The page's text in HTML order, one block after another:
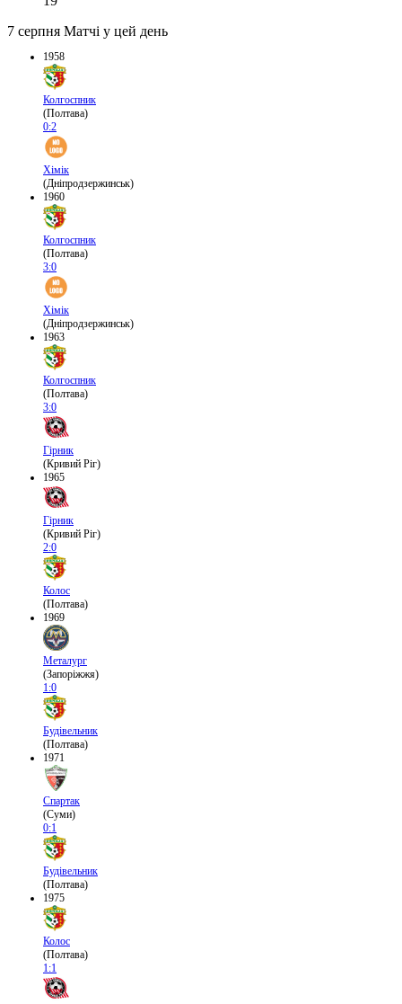
7 серпня Матчі у цей день
1958
Колгоспник
(Полтава)
0:2
Хімік
(Дніпродзержинськ)
1960
Колгоспник
(Полтава)
3:0
Хімік
(Дніпродзержинськ)
1963
Колгоспник
(Полтава)
3:0
Гірник
(Кривий Ріг)
1965
Гірник
(Кривий Ріг)
2:0
Колос
(Полтава)
1969
Металург
(Запоріжжя)
1:0
Будівельник
(Полтава)
1971
Спартак
(Суми)
0:1
Будівельник
(Полтава)
1975
Колос
(Полтава)
1:1